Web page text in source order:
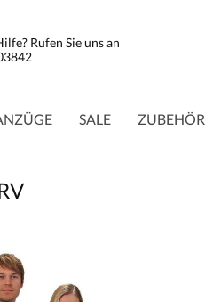
Rufen Sie uns an
SALE ZUBEHÖR